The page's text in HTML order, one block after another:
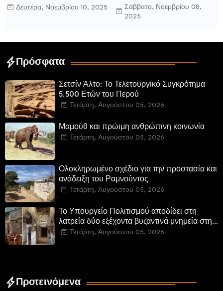
γράφει ο Δημήτρης Β.
Καρέλης
Δευτέρα, Νοεμβρίου 10, 2025
οχυρωμένη πόλη που
ιδρύθηκε από τους
Σάββατο, Νοεμβρίου 08,
2025
Πρόσφατα
Σετσίν Άλτο: Το Τελετουργικό Συγκρότημα
5.500 Ετών του Περού
Τετάρτη, Αυγούστου 05, 2026
Μαμούθ και πρώιμη ανθρώπινη κοινωνία
Τετάρτη, Αυγούστου 05, 2026
Ολοκληρωμένο σχέδιο για την προστασία και
ανάδειξη του Ραμνούντος
Τετάρτη, Αυγούστου 05, 2026
Το Υπουργείο Πολιτισμού αποδίδει στη
λατρεία δύο εξέχοντα βυζαντινά μνημεία στην
Καστοριά και έπεται το αποκαταστημένο
Τετάρτη, Αυγούστου 05, 2026
Προτεινόμενα